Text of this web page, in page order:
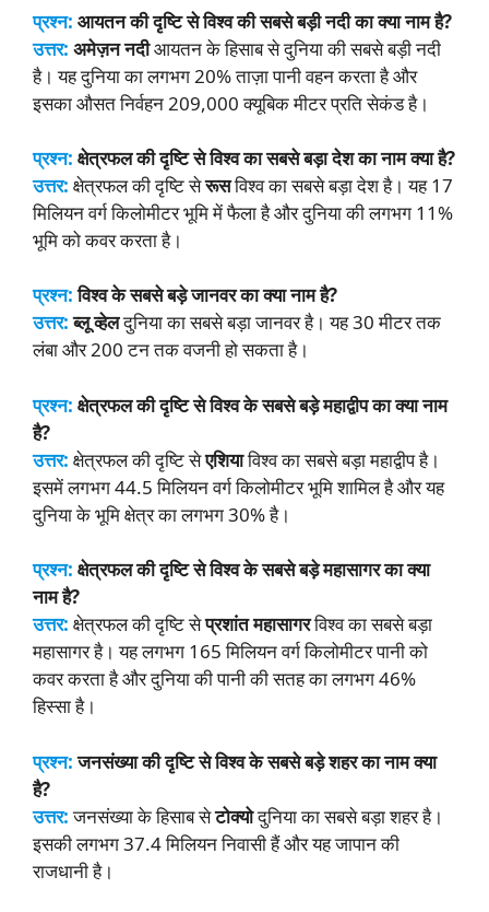
प्रश्न: आयतन की दृष्टि से विश्व की सबसे बड़ी नदी का क्या नाम है?
उत्तर: अमेज़न नदीआयतन के हिसाब से दुनिया की सबसे बड़ी नदी
है। यह दुनिया का लगभग 20% ताज़ा पानी वहन करता है और
इसका औसत निर्वहन 209,000 क्यूबिक मीटर प्रति सेकंड है।
प्रश्न: क्षेत्रफल की दृष्टि से विश्व का सबसे बड़ा देश का नाम क्या है?
उत्तर: क्षेत्रफल की दृष्टि सेरूसविश्व का सबसे बड़ा देश है। यह 17
मिलियन वर्ग किलोमीटर भूमि में फैला है और दुनिया की लगभग 11%
भूमि को कवर करता है।
प्रश्न:विश्व के सबसे बड़े जानवर का क्या नाम है?
उत्तर: ब्लू व्हेलदुनिया का सबसे बड़ा जानवर है। यह 30 मीटर तक
लंबा और 200 टन तक वजनी हो सकता है।
प्रश्न: क्षेत्रफल की दृष्टि से विश्व के सबसे बड़े महाद्वीप का क्या नाम
है?
उत्तर: क्षेत्रफल की दृष्टि सेएशियाविश्व का सबसे बड़ा महाद्वीप है।
इसमें लगभग 44.5 मिलियन वर्ग किलोमीटर भूमि शामिल है और यह
दुनिया के भूमि क्षेत्र का लगभग 30% है।
प्रश्न: क्षेत्रफल की दृष्टि से विश्व के सबसे बड़े महासागर का क्या
नाम है?
उत्तर: क्षेत्रफल की दृष्टि सेप्रशांत महासागरविश्व का सबसे बड़ा
महासागर है। यह लगभग 165 मिलियन वर्ग किलोमीटर पानी को
कवर करता है और दुनिया की पानी की सतह का लगभग 46%
हिस्सा है।
प्रश्न:जनसंख्या की दृष्टि से विश्व के सबसे बड़े शहर का नाम क्या
है?
उत्तर:जनसंख्या के हिसाब सेटोक्योदुनिया का सबसे बड़ा शहर है।
इसकी लगभग 37.4 मिलियन निवासी हैं और यह जापान की
राजधानी है।